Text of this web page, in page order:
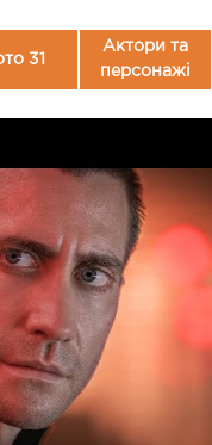
31
Актори та
персонажі